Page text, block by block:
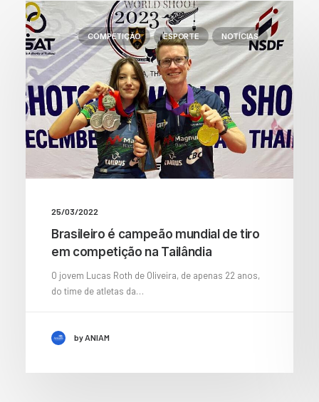
COMPETIÇÃO ESPORTE NOTÍCIAS
25/03/2022
Brasileiro é campeão mundial de tiro
em competição na Tailândia
O jovem Lucas Roth de Oliveira, de apenas 22 anos,
do time de atletas da…
by ANIAM